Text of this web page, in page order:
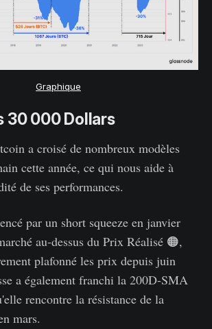
Graphique
30 000 Dollars
a croisé de nombreux modèles
cette année, ce qui nous aide à
de ses performances.
par un short squeeze en janvier
au-dessus du Prix Réalisé 🟠,
plafonné les prix depuis juin
a également franchi la 200D-SMA
rencontre la résistance de la
mars.